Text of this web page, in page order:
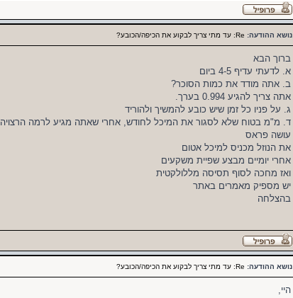
נושא ההודעה: Re: עד מתי צריך לבקוע את הכיפה/הכובע?
ברוך הבא
א. לדעתי עדיף 4-5 ביום
ב. אתה מודד את כמות הסוכר?
אתה צריך להגיע 0.994 בערך.
ג. על פניו כל זמן שיש כובע להמשיך ולהוריד
ד. מ"מ בטוח שלא לסגור את המיכל לחודש, אחרי שאתה מגיע לרמה הרצויה
עושה פראס
את הנוזל מכניס למיכל אטום
אחרי יומיים מבצע שפיית משקעים
ואז מחכה לסוף תסיסה מללולקטית
יש מספיק מאמרים באתר
בהצלחה
נושא ההודעה: Re: עד מתי צריך לבקוע את הכיפה/הכובע?
היי,